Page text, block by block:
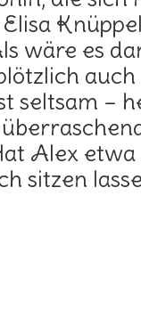
wäre es
auch
seltsam –
Alex
sitzen